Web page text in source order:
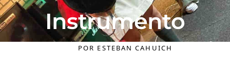
Instrumento
POR ESTEBAN CAHUICH